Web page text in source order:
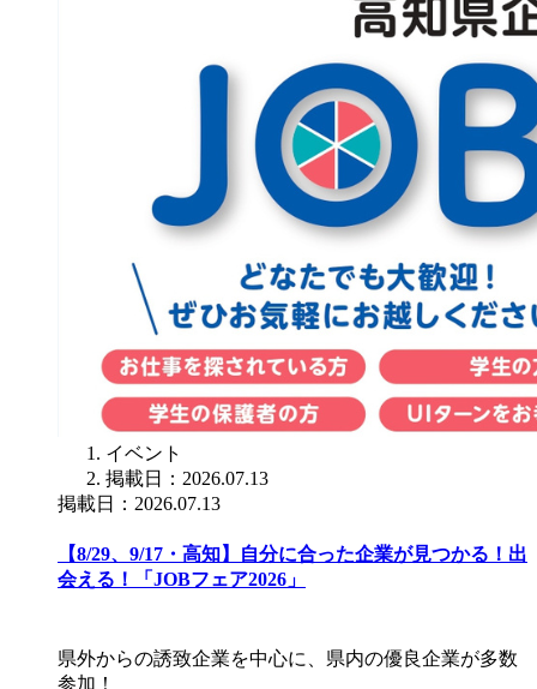
イベント
掲載日：2026.07.13
掲載日：2026.07.13
【8/29、9/17・高知】自分に合った企業が見つかる！出
会える！「JOBフェア2026」
県外からの誘致企業を中心に、県内の優良企業が多数
参加！